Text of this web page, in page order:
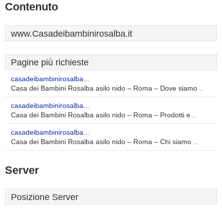
Contenuto
www.Casadeibambinirosalba.it
Pagine più richieste
casadeibambinirosalba...
Casa dei Bambini Rosalba asilo nido – Roma – Dove siamo ..
casadeibambinirosalba...
Casa dei Bambini Rosalba asilo nido – Roma – Prodotti e ..
casadeibambinirosalba...
Casa dei Bambini Rosalba asilo nido – Roma – Chi siamo ..
Server
Posizione Server